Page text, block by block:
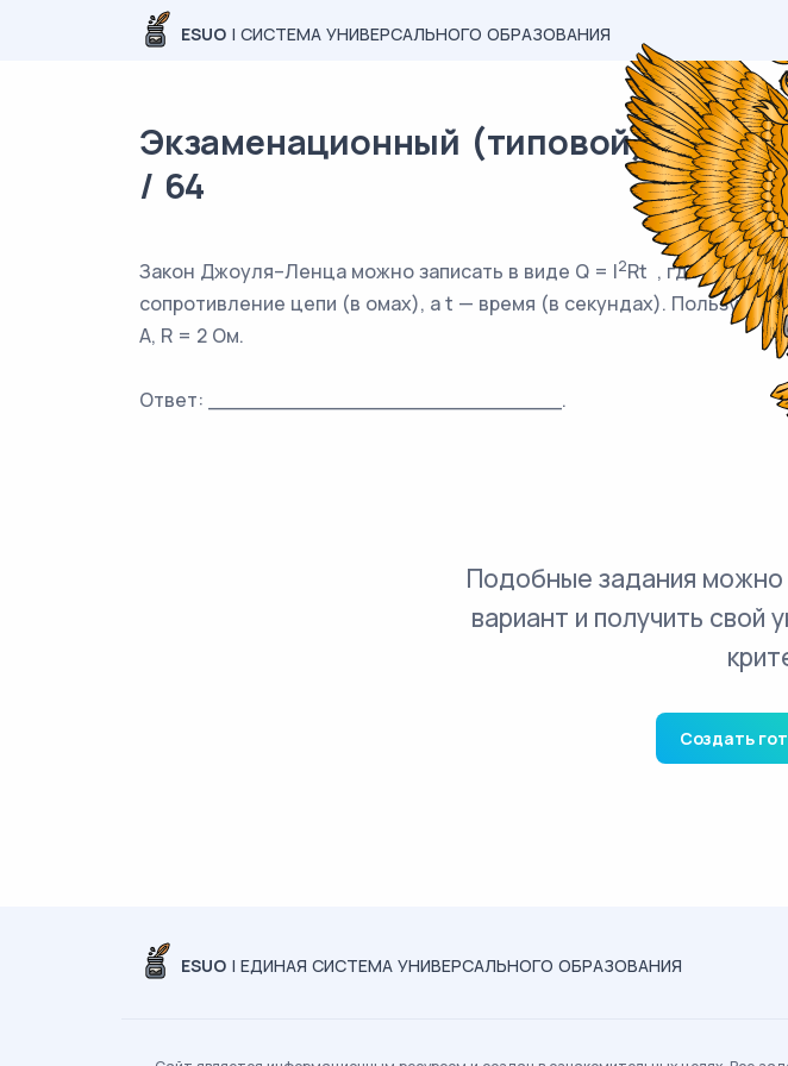
ESUO | СИСТЕМА УНИВЕРСАЛЬНОГО ОБРАЗОВАНИЯ
Экзаменационный (типовой)
/ 64
Закон Джоуля–Ленца можно записать в виде Q = I2Rt , где Q —
сопротивление цепи (в омах), а t — время (в секундах). Пользуясь
A, R = 2 Ом.
Ответ: ___________________________.
Подобные задания можно
вариант и получить свой
Создать
ESUO | ЕДИНАЯ СИСТЕМА УНИВЕРСАЛЬНОГО ОБРАЗОВАНИЯ